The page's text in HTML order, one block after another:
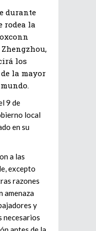
durante
rodea la
los
la mayor
9 de
local
en su
a las
excepto
razones
amenaza
y
necesarios